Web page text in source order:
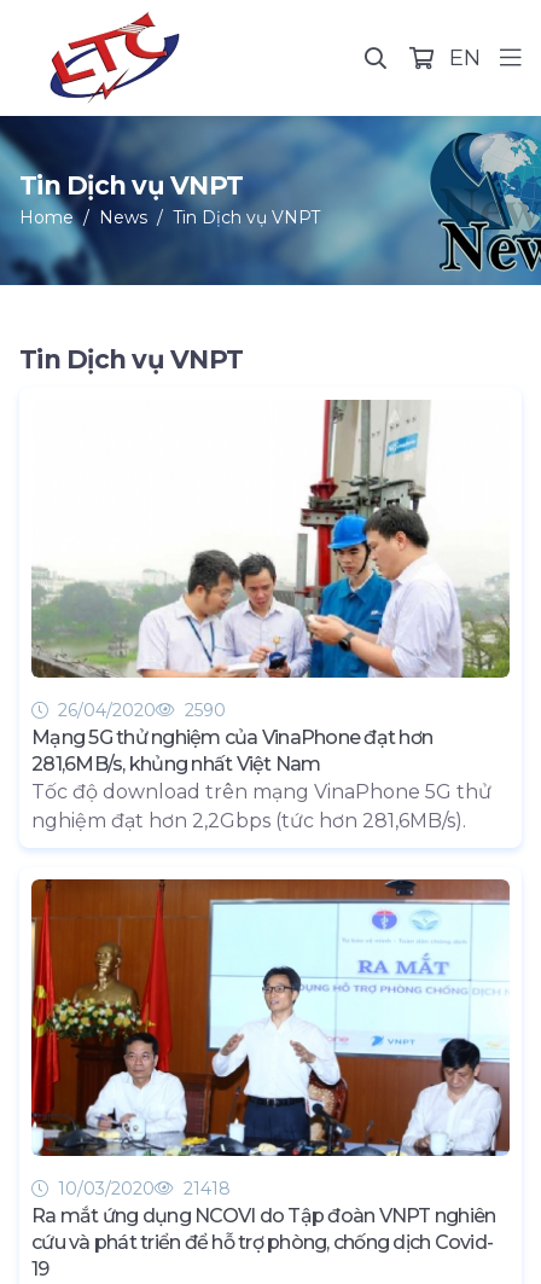
EN
Tin Dịch vụ VNPT
Home News Tin Dịch vụ VNPT
Tin Dịch vụ VNPT
26/04/2020 2590
Mạng 5G thử nghiệm của VinaPhone đạt hơn
281,6MB/s, khủng nhất Việt Nam
Tốc độ download trên mạng VinaPhone 5G thử
nghiệm đạt hơn 2,2Gbps (tức hơn 281,6MB/s).
10/03/2020 21418
Ra mắt ứng dụng NCOVI do Tập đoàn VNPT nghiên
cứu và phát triển để hỗ trợ phòng, chống dịch Covid-
19